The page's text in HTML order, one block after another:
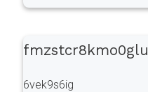
fmzstcr8kmo0glu
6vek9s6ig